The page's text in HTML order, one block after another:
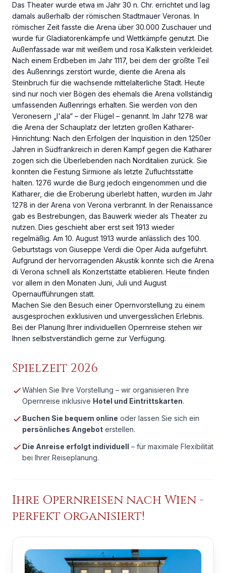
Das Theater wurde etwa im Jahr 30 n. Chr. errichtet und lag
damals außerhalb der römischen Stadtmauer Veronas. In
römischer Zeit fasste die Arena über 30.000 Zuschauer und
wurde für Gladiatorenkämpfe und Wettkämpfe genutzt. Die
Außenfassade war mit weißem und rosa Kalkstein verkleidet.
Nach einem Erdbeben im Jahr 1117, bei dem der größte Teil
des Außenrings zerstört wurde, diente die Arena als
Steinbruch für die wachsende mittelalterliche Stadt. Heute
sind nur noch vier Bögen des ehemals die Arena vollständig
umfassenden Außenrings erhalten. Sie werden von den
Veronesern „l'ala“ – der Flügel – genannt. Im Jahr 1278 war
die Arena der Schauplatz der letzten großen Katharer-
Hinrichtung: Nach den Erfolgen der Inquisition in den 1250er
Jahren in Südfrankreich in deren Kampf gegen die Katharer
zogen sich die Überlebenden nach Norditalien zurück. Sie
konnten die Festung Sirmione als letzte Zufluchtsstätte
halten. 1276 wurde die Burg jedoch eingenommen und die
Katharer, die die Eroberung überlebt hatten, wurden im Jahr
1278 in der Arena von Verona verbrannt. In der Renaissance
gab es Bestrebungen, das Bauwerk wieder als Theater zu
nutzen. Dies geschieht aber erst seit 1913 wieder
regelmäßig. Am 10. August 1913 wurde anlässlich des 100.
Geburtstags von Giuseppe Verdi die Oper Aida aufgeführt.
Aufgrund der hervorragenden Akustik konnte sich die Arena
di Verona schnell als Konzertstätte etablieren. Heute finden
vor allem in den Monaten Juni, Juli und August
Opernaufführungen statt.
Machen Sie den Besuch einer Opernvorstellung zu einem
ausgesprochen exklusiven und unvergesslichen Erlebnis.
Bei der Planung Ihrer individuellen Opernreise stehen wir
Ihnen selbstverständlich gerne zur Verfügung.
Spielzeit 2026
Wählen Sie Ihre Vorstellung – wir organisieren Ihre
Opernreise inklusive Hotel und Eintrittskarten.
Buchen Sie bequem online oder lassen Sie sich ein
persönliches Angebot erstellen.
Die Anreise erfolgt individuell – für maximale Flexibilität
bei Ihrer Reiseplanung.
Ihre Opernreisen nach Wien -
perfekt organisiert!